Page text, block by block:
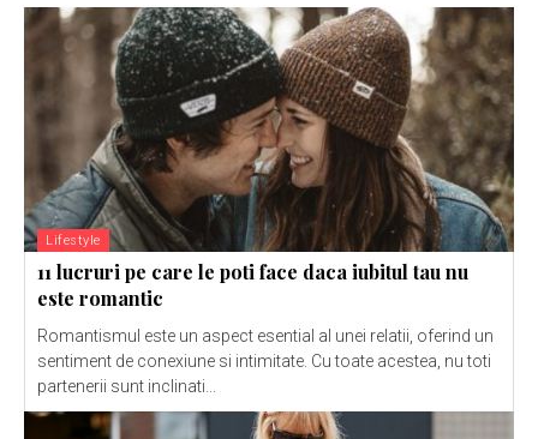
Lifestyle
11 lucruri pe care le poti face daca iubitul tau nu
este romantic
Romantismul este un aspect esential al unei relatii, oferind un
sentiment de conexiune si intimitate. Cu toate acestea, nu toti
partenerii sunt inclinati...